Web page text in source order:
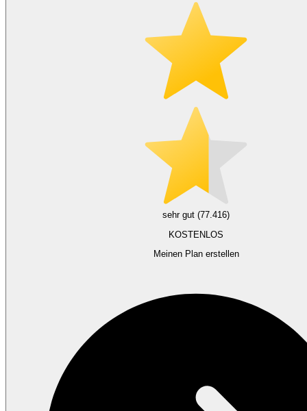
sehr gut (77.416)
KOSTENLOS
Meinen Plan erstellen